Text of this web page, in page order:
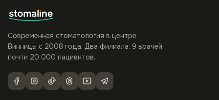
Современная стоматология в центре
Винницы с 2008 года. Два филиала, 9 врачей,
почти 20 000 пациентов.